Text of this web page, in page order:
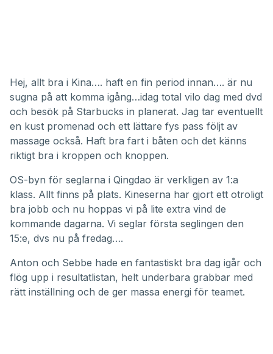
Hej, allt bra i Kina…. haft en fin period innan…. är nu
sugna på att komma igång…idag total vilo dag med dvd
och besök på Starbucks in planerat. Jag tar eventuellt
en kust promenad och ett lättare fys pass följt av
massage också. Haft bra fart i båten och det känns
riktigt bra i kroppen och knoppen.
OS-byn för seglarna i Qingdao är verkligen av 1:a
klass. Allt finns på plats. Kineserna har gjort ett otroligt
bra jobb och nu hoppas vi på lite extra vind de
kommande dagarna. Vi seglar första seglingen den
15:e, dvs nu på fredag….
Anton och Sebbe hade en fantastiskt bra dag igår och
flög upp i resultatlistan, helt underbara grabbar med
rätt inställning och de ger massa energi för teamet.